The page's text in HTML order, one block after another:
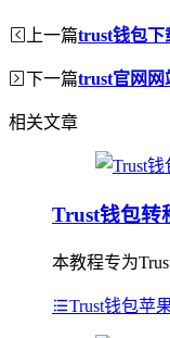
上一篇trust钱包下
下一篇trust官网网
相关文章
Trust钱包转
本教程专为
Trust钱包苹